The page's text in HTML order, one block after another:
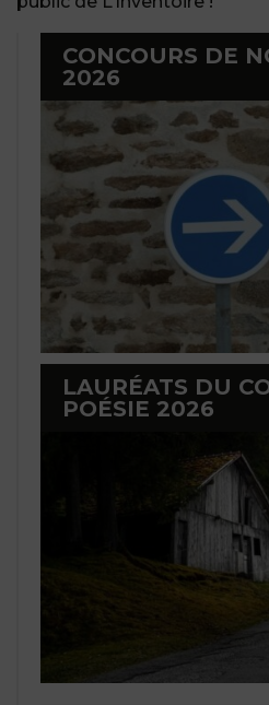
CONCOURS DE
2026
LAURÉATS DU
POÉSIE 2026